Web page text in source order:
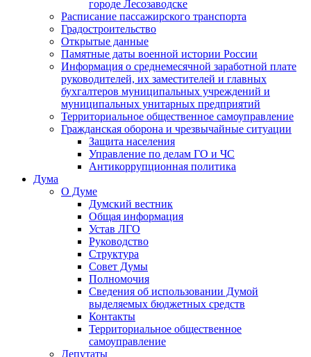
городе Лесозаводске
Расписание пассажирского транспорта
Градостроительство
Открытые данные
Памятные даты военной истории России
Информация о среднемесячной заработной плате
руководителей, их заместителей и главных
бухгалтеров муниципальных учреждений и
муниципальных унитарных предприятий
Территориальное общественное самоуправление
Гражданская оборона и чрезвычайные ситуации
Защита населения
Управление по делам ГО и ЧС
Антикоррупционная политика
Дума
О Думе
Думский вестник
Общая информация
Устав ЛГО
Руководство
Структура
Совет Думы
Полномочия
Сведения об использовании Думой
выделяемых бюджетных средств
Контакты
Территориальное общественное
самоуправление
Депутаты